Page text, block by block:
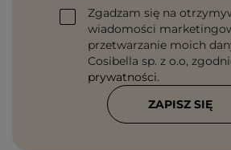
Zgadzam się na
wiadomości
przetwarzanie moich
Cosibella sp. z o.o,
prywatności.
ZAPISZ SIĘ